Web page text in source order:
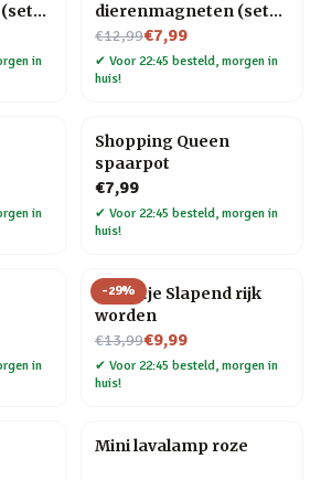
in
dierenmagneten (set
van 3) – Hond
€12,99
Nu voor€7,99
✔ Voor 22:45 besteld, morgen in
huis!
in
Shopping Queen
spaarpot
€7,99
✔ Voor 22:45 besteld, morgen in
huis!
in
-29%
Tegeltje Slapend rijk
worden
€13,99
Nu voor€9,99
✔ Voor 22:45 besteld, morgen in
huis!
Mini lavalamp roze